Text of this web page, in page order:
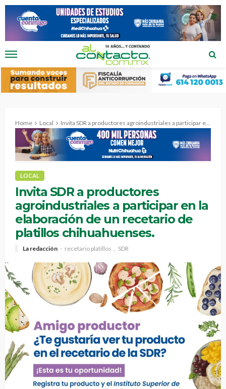
Home Local Invita SDR a productores agroindustriales a participar en la elaboración de un recetario de platillos chihuahuenses.
LOCAL
Invita SDR a productores
agroindustriales a participar en la
elaboración de un recetario de
platillos chihuahuenses.
La redacción recetario platillos SDR